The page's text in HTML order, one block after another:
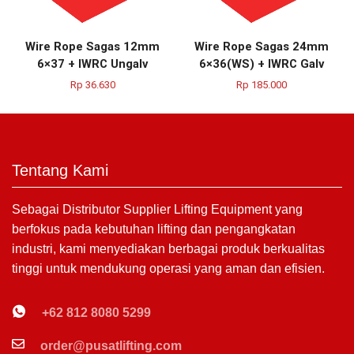
Wire Rope Sagas 12mm
6×37 + IWRC Ungalv
Rp 36.630
Wire Rope Sagas 24mm
6×36(WS) + IWRC Galv
Rp 185.000
Tentang Kami
Sebagai Distributor Supplier Lifting Equipment yang
berfokus pada kebutuhan lifting dan pengangkatan
industri, kami menyediakan berbagai produk berkualitas
tinggi untuk mendukung operasi yang aman dan efisien.
+62 812 8080 5299
order@pusatlifting.com